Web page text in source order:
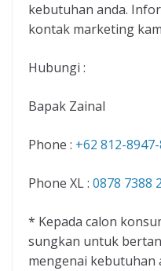
kebutuhan anda.
kontak marketing
Hubungi :
Bapak Zainal
Phone : +62 812-
Phone XL : 0878 7388
* Kepada calon
sungkan untuk
mengenai kebutuhan